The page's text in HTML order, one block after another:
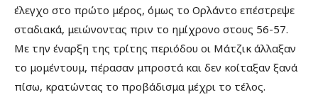
έλεγχο στο πρώτο μέρος, όμως το Ορλάντο επέστρεψε
σταδιακά, μειώνοντας πριν το ημίχρονο στους 56-57.
Με την έναρξη της τρίτης περιόδου οι Μάτζικ άλλαξαν
το μομέντουμ, πέρασαν μπροστά και δεν κοίταξαν ξανά
πίσω, κρατώντας το προβάδισμα μέχρι το τέλος.